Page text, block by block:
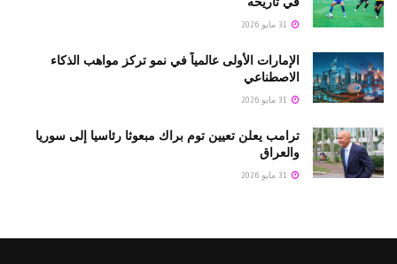
الإمارات الأولى عالمياً في نمو تركز مواهب الذكاء
الاصطناعي
ترامب يعلن تعيين توم براك مبعوثا رئاسيا إلى سوريا
والعراق